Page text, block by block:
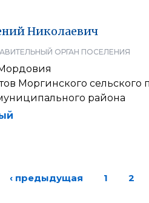
Николаевич
ОРГАН ПОСЕЛЕНИЯ
Моргинского сельского
района
‹ предыдущая 1 2